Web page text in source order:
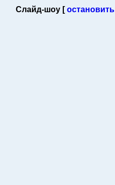
Слайд-шоу [остановить